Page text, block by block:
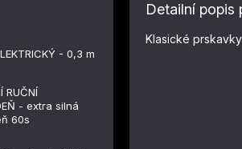
- 0,3 m
RUČNÍ
- extra silná
60s
Detailní popis
Klasické